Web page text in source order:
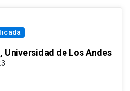
Universidad de Los Andes